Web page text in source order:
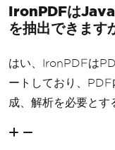
IronPDFはJava
を抽出できます
はい、IronPDFは
ートしており、
成、解析を必要とす